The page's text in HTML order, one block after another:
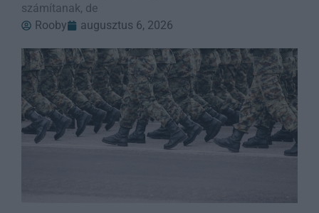
számítanak, de
Rooby
augusztus 6, 2026